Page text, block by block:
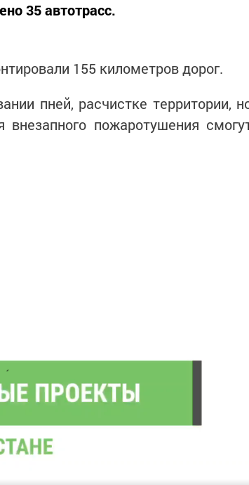
35 автотрасс.
155 километров дорог.
пней, расчистке территории,
пожаротушения